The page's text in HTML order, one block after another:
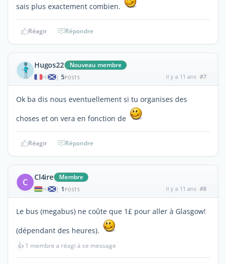
sais plus exactement combien.
Réagir Répondre
Hugos22 Nouveau membre
| 5POSTS il y a 11 ans #7
Ok ba dis nous eventuellement si tu organises des
choses et on vera en fonction de
Réagir Répondre
C Cl4ire Membre
| 1 POSTS il y a 11 ans #8
Le bus (megabus) ne coûte que 1£ pour aller à Glasgow!
(dépendant des heures).
👍 1 membre a réagi à ce message